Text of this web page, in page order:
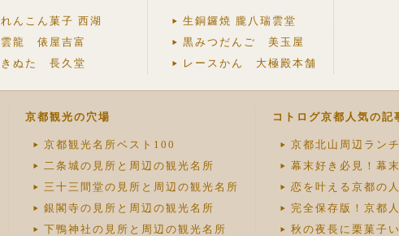
れんこん菓子 西湖
雲龍 俵屋吉富
きぬた 長久堂
生銅鑼焼 朧八瑞雲堂
黒みつだんご 美玉屋
レースかん 大極殿本舗
京都観光の穴場
京都観光名所ベスト100
二条城の見所と周辺の観光名所
三十三間堂の見所と周辺の観光名所
銀閣寺の見所と周辺の観光名所
下鴨神社の見所と周辺の観光名所
コトログ京都人気の記
京都北山周辺ラン
幕末好き必見！幕
恋を叶える京都の
完全保存版！京都
秋の夜長に栗菓子